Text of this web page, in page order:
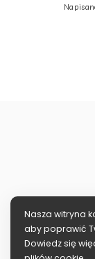
Posted
Nasza witryna
aby poprawić
Dowiedz się